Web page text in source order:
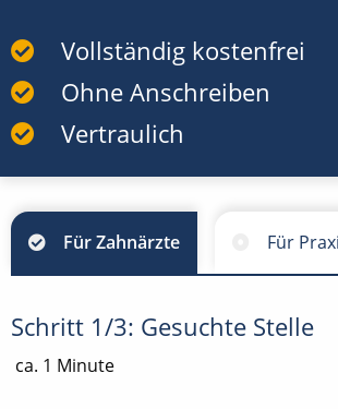
Vollständig kostenfrei
Ohne Anschreiben
Vertraulich
Für Zahnärzte Für
Schritt 1/3: Gesuchte Stelle
ca. 1 Minute